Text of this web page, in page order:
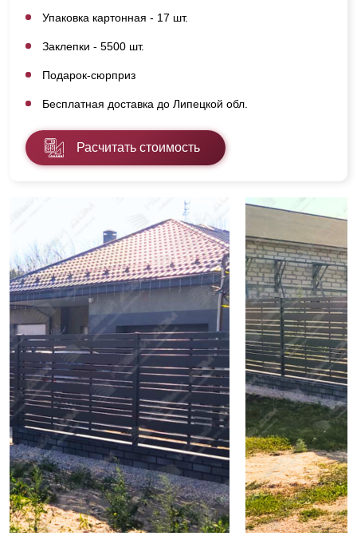
Упаковка картонная - 17 шт.
Заклепки - 5500 шт.
Подарок-сюрприз
Бесплатная доставка до Липецкой обл.
Расчитать стоимость